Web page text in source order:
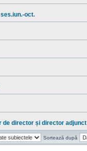
oct.
de director și director adjunct
Sortează după